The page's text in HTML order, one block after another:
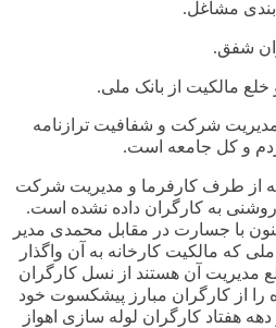
مشاغل.
شفق.
مالکیت از بانک ملی.
شرکت و شفافیت ترازنامه
و کل جامعه است.
از طرف کارفرما و مدیریت شرکت
به کارگران داده نشده است.
با جسارت در مقابل محمدی مدیر
که مالکیت کارخانه به آن واگذار
مدیریت آن هستند از نسل کارگران
از کارگران مبارز پیشکسوت خود
دهه هفتاد کارگران لوله سازی اهواز